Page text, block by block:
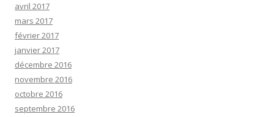
avril 2017
mars 2017
février 2017
janvier 2017
décembre 2016
novembre 2016
octobre 2016
septembre 2016